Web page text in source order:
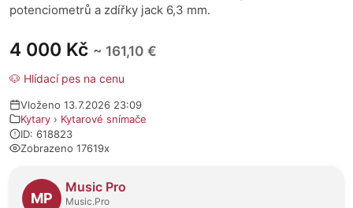
4 000 Kč ~ 161,10 €
🐶 Hlídací pes na cenu
Vloženo 13.7.2026 23:09
Kytary › Kytarové snímače
ID: 618823
Zobrazeno 17619x
O prodejci
MP
Music Pro
Music.Pro
potenciometrů a zdířky jack 6,3 mm.